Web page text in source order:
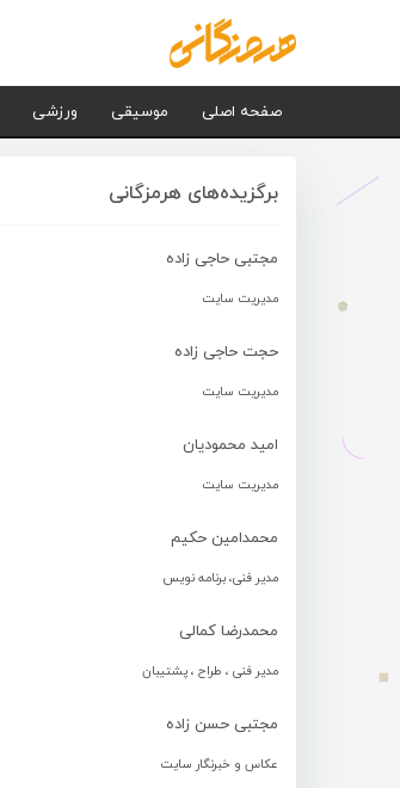
صفحه اصلی موسیقی ورزشی
برگزیده‌های هرمزگانی
مجتبی حاجی زاده
مدیریت سایت
حجت حاجی زاده
مدیریت سایت
امید محمودیان
مدیریت سایت
محمدامین حکیم
مدیر فنی، برنامه نویس
محمدرضا کمالی
مدیر فنی ، طراح ، پشتیبان
مجتبی حسن زاده
عکاس و خبرنگار سایت